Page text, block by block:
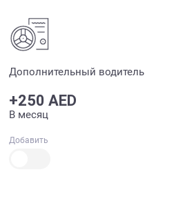
Дополнительный водитель
+250 AED
В месяц
Добавить